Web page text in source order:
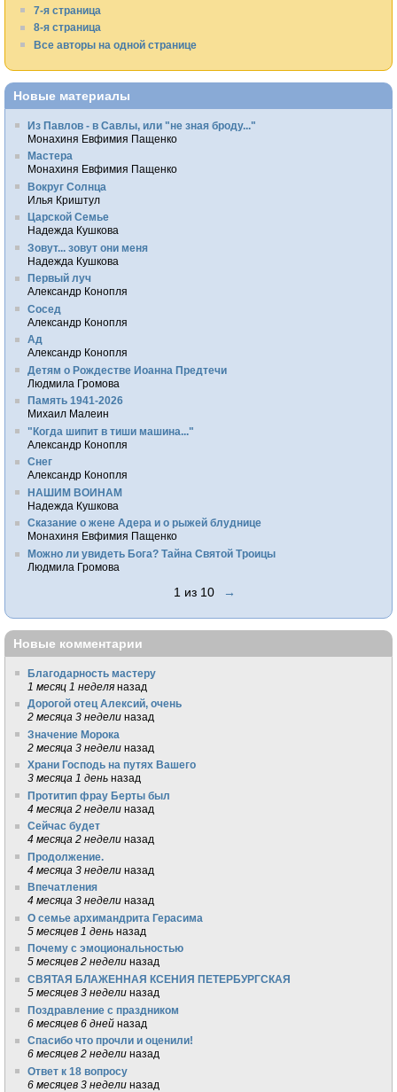
7-я страница
8-я страница
Все авторы на одной странице
Новые материалы
Из Павлов - в Савлы, или "не зная броду..."
Монахиня Евфимия Пащенко
Мастера
Монахиня Евфимия Пащенко
Вокруг Солнца
Илья Криштул
Царской Семье
Надежда Кушкова
Зовут... зовут они меня
Надежда Кушкова
Первый луч
Александр Конопля
Сосед
Александр Конопля
Ад
Александр Конопля
Детям о Рождестве Иоанна Предтечи
Людмила Громова
Память 1941-2026
Михаил Малеин
"Когда шипит в тиши машина..."
Александр Конопля
Снег
Александр Конопля
НАШИМ ВОИНАМ
Надежда Кушкова
Сказание о жене Адера и о рыжей блуднице
Монахиня Евфимия Пащенко
Можно ли увидеть Бога? Тайна Святой Троицы
Людмила Громова
1 из 10 →
Новые комментарии
Благодарность мастеру
1 месяц 1 неделя назад
Дорогой отец Алексий, очень
2 месяца 3 недели назад
Значение Морока
2 месяца 3 недели назад
Храни Господь на путях Вашего
3 месяца 1 день назад
Протитип фрау Берты был
4 месяца 2 недели назад
Сейчас будет
4 месяца 2 недели назад
Продолжение.
4 месяца 3 недели назад
Впечатления
4 месяца 3 недели назад
О семье архимандрита Герасима
5 месяцев 1 день назад
Почему с эмоциональностью
5 месяцев 2 недели назад
СВЯТАЯ БЛАЖЕННАЯ КСЕНИЯ ПЕТЕРБУРГСКАЯ
5 месяцев 3 недели назад
Поздравление с праздником
6 месяцев 6 дней назад
Спасибо что прочли и оценили!
6 месяцев 2 недели назад
Ответ к 18 вопросу
6 месяцев 3 недели назад